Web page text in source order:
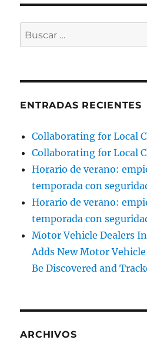
Buscar
por:
ENTRADAS RECIENTES
Collaborating for Local
Collaborating for Local
Horario de verano:
temporada con
Horario de verano:
temporada con
Motor Vehicle Dealers
Adds New Motor
Be Discovered and
ARCHIVOS